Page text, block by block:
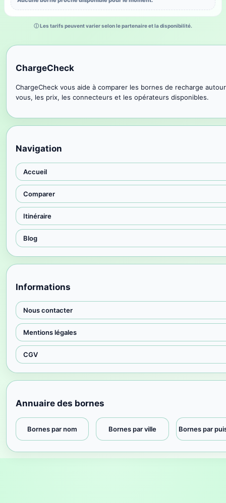
ⓘ Les tarifs peuvent varier selon le partenaire et la disponibilité.
ChargeCheck
ChargeCheck vous aide à comparer les bornes de recharge
vous, les prix, les connecteurs et les opérateurs disponibles.
Navigation
Accueil
Comparer
Itinéraire
Blog
Informations
Nous contacter
Mentions légales
CGV
Annuaire des bornes
Bornes par nom Bornes par ville Bornes par